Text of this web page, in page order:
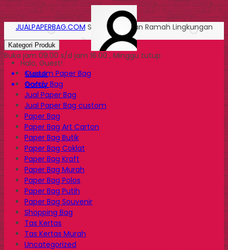
Halo, Guest!
Masuk
Daftar
JUALPAPERBAG.COM Solusi Kemasan Ramah Lingkungan
Kategori Produk
Buka jam 09.00 s/d jam 16.00 , Minggu tutup
Custom Paper Bag
Goody Bag
Jual Paper Bag
Jual Paper Bag custom
Paper Bag
Paper Bag Art Carton
Paper Bag Butik
Paper Bag Coklat
Paper Bag Kraft
Paper Bag Murah
Paper Bag Polos
Paper Bag Putih
Paper Bag Souvenir
Shopping Bag
Tas Kertas
Tas Kertas Murah
Uncategorized